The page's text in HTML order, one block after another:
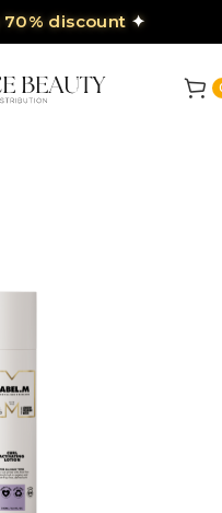
70% discount ✦